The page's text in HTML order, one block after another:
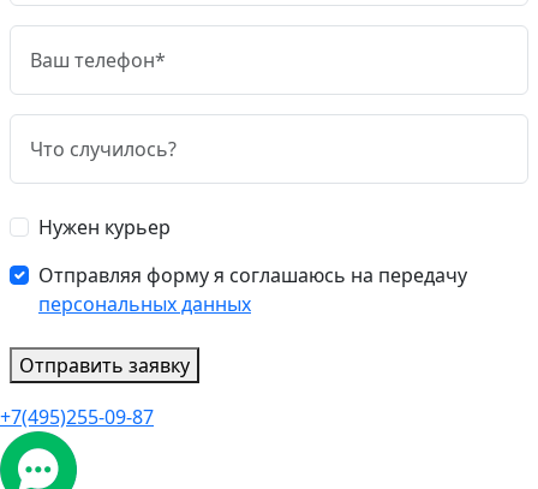
Нужен курьер
Отправляя форму я соглашаюсь на передачу
персональных данных
Отправить заявку
+7(495)255-09-87